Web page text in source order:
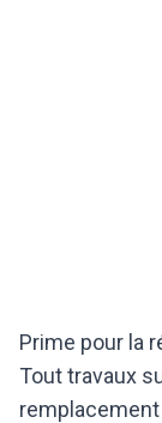
Prime pour la
Tout travaux